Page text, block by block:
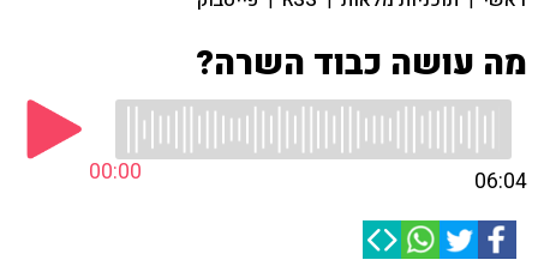
מה עושה כבוד השרה?
00:00 06:04